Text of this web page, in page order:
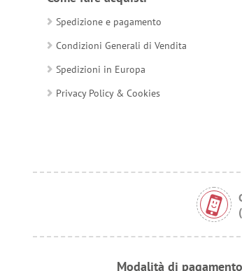
Spedizione e pagamento
Condizioni Generali di Vendita
Spedizioni in Europa
Privacy Policy & Cookies
Modalità di